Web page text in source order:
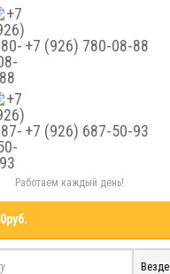
+7 (926) 780-08-88
+7 (926) 687-50-93
Работаем каждый день!
0руб.
Везде